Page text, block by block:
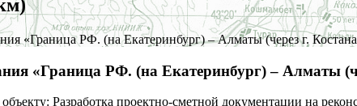
«Граница РФ. (на Екатеринбург) – Алматы (через г.
«Граница РФ. (на Екатеринбург) – Алматы
Разработка проектно-сметной документации на